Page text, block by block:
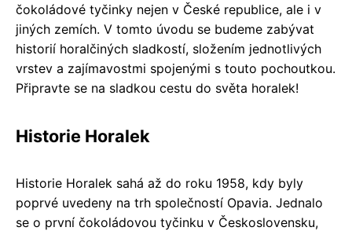
čokoládové tyčinky nejen v České republice, ale i v
jiných zemích. V tomto úvodu se budeme zabývat
historií horalčiných sladkostí, složením jednotlivých
vrstev a zajímavostmi spojenými s touto pochoutkou.
Připravte se na sladkou cestu do světa horalek!
Historie Horalek
Historie Horalek sahá až do roku 1958, kdy byly
poprvé uvedeny na trh společností Opavia. Jednalo
se o první čokoládovou tyčinku v Československu,